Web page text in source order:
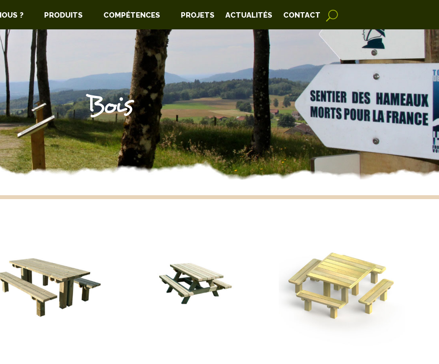
? PRODUITS COMPÉTENCES PROJETS ACTUALITÉS CONTACT
Bois